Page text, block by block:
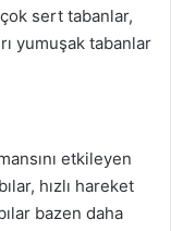
sert tabanlar,
yumuşak tabanlar
etkileyen
hızlı hareket
bazen daha